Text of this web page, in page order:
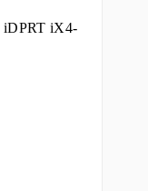
iDPRT iX4-